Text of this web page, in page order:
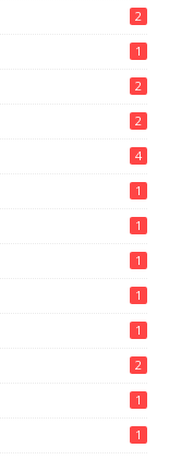
2
1
2
2
4
1
1
1
1
1
2
1
1